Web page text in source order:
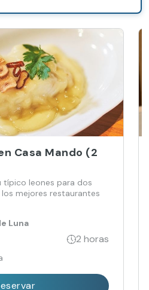
Casa Mando (2
típico leones para dos
mejores restaurantes
Luna
2 horas